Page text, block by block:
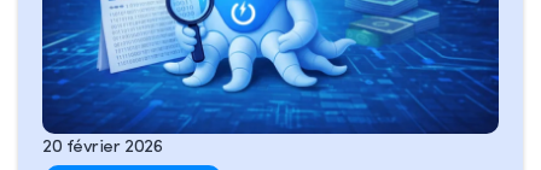
20 février 2026